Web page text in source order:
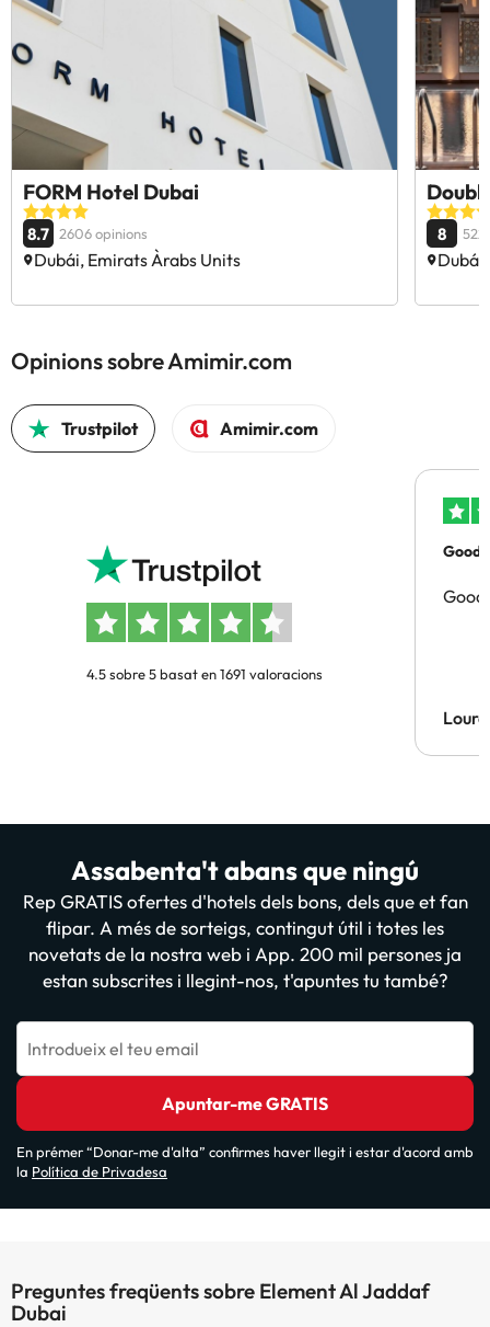
FORM Hotel Dubai
8.7 2606 opinions
Dubái, Emirats Àrabs Units
8
Opinions sobre Amimir.com
Trustpilot Amimir.com
4.5 sobre 5 basat en 1691 valoracions
Good
Good
Assabenta't abans que ningú
Rep GRATIS ofertes d'hotels dels bons, dels que et fan
flipar. A més de sorteigs, contingut útil i totes les
novetats de la nostra web i App. 200 mil persones ja
estan subscrites i llegint-nos, t'apuntes tu també?
Introdueix el teu email
Apuntar-me GRATIS
En prémer “Donar-me d'alta” confirmes haver llegit i estar d'acord amb
la Política de Privadesa
Preguntes freqüents sobre Element Al Jaddaf
Dubai